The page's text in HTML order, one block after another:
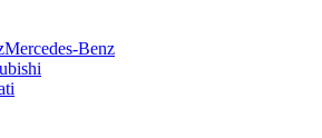
Mercedes-Benz